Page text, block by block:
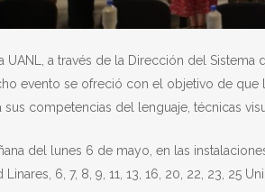
UANL, a través de la Dirección del
evento se ofreció con el objetivo de
competencias del lenguaje, técnicas
del lunes 6 de mayo, en las
6, 7, 8, 9, 11, 13, 16, 20, 22, 23, 25